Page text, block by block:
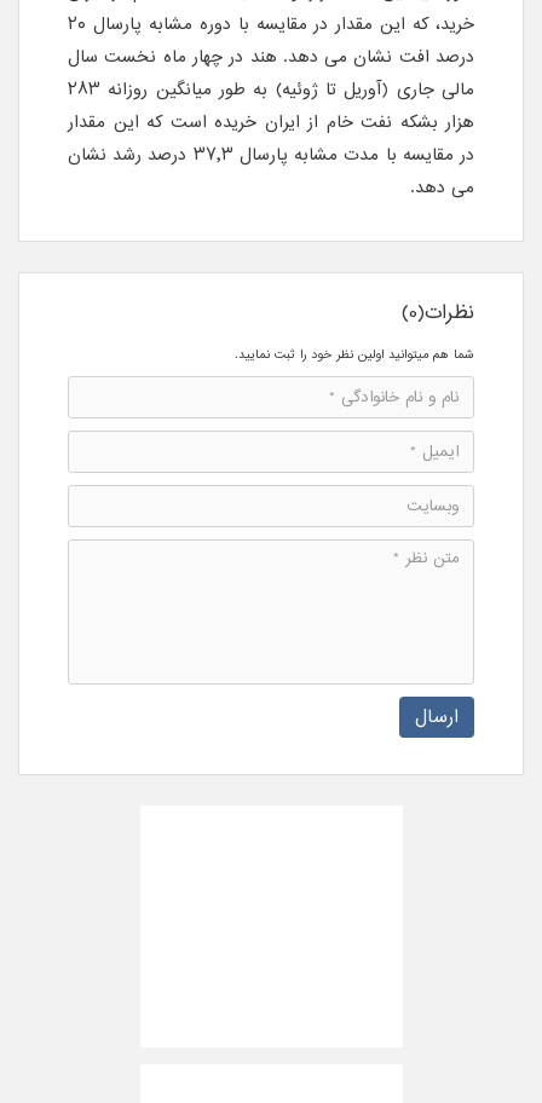
خرید، که این مقدار در مقایسه با دوره مشابه پارسال ٢٠
درصد افت نشان می دهد. هند در چهار ماه نخست سال
مالی جاری (آوریل تا ژوئیه) به طور میانگین روزانه ٢٨٣
هزار بشکه نفت خام از ایران خریده است که این مقدار
در مقایسه با مدت مشابه پارسال ٣٧,٣ درصد رشد نشان
می دهد.
نظرات(0)
شما هم میتوانید اولین نظر خود را ثبت نمایید.
ارسال